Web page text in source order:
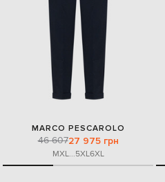
MARCO PESCAROLO
46 60727 975 грн
MXL...5XL6XL